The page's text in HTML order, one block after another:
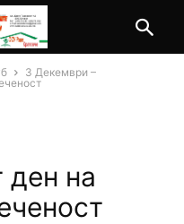
3 Декември –
ден на